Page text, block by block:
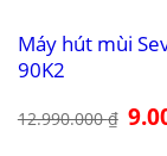
Máy hút mùi
90K2
12.990.000₫ Giá
gốc